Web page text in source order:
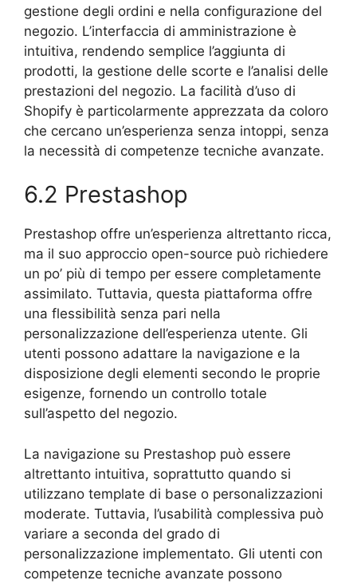
gestione degli ordini e nella configurazione del
negozio. L’interfaccia di amministrazione è
intuitiva, rendendo semplice l’aggiunta di
prodotti, la gestione delle scorte e l’analisi delle
prestazioni del negozio. La facilità d’uso di
Shopify è particolarmente apprezzata da coloro
che cercano un’esperienza senza intoppi, senza
la necessità di competenze tecniche avanzate.
6.2 Prestashop
Prestashop offre un’esperienza altrettanto ricca,
ma il suo approccio open-source può richiedere
un po’ più di tempo per essere completamente
assimilato. Tuttavia, questa piattaforma offre
una flessibilità senza pari nella
personalizzazione dell’esperienza utente. Gli
utenti possono adattare la navigazione e la
disposizione degli elementi secondo le proprie
esigenze, fornendo un controllo totale
sull’aspetto del negozio.
La navigazione su Prestashop può essere
altrettanto intuitiva, soprattutto quando si
utilizzano template di base o personalizzazioni
moderate. Tuttavia, l’usabilità complessiva può
variare a seconda del grado di
personalizzazione implementato. Gli utenti con
competenze tecniche avanzate possono